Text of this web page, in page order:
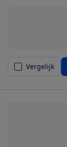
Vergelijk